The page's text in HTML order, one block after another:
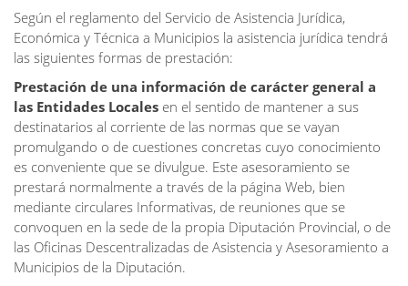
Según el reglamento del Servicio de Asistencia Jurídica,
Económica y Técnica a Municipios la asistencia jurídica tendrá
las siguientes formas de prestación:
Prestación de una información de carácter general a
las Entidades Locales en el sentido de mantener a sus
destinatarios al corriente de las normas que se vayan
promulgando o de cuestiones concretas cuyo conocimiento
es conveniente que se divulgue. Este asesoramiento se
prestará normalmente a través de la página Web, bien
mediante circulares Informativas, de reuniones que se
convoquen en la sede de la propia Diputación Provincial, o de
las Oficinas Descentralizadas de Asistencia y Asesoramiento a
Municipios de la Diputación.